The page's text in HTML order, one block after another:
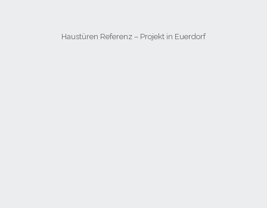
Haustüren Referenz – Projekt in Euerdorf